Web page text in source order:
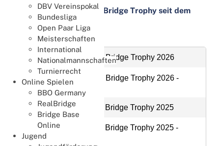
DBV Vereinspokal
Bundesliga
Open Paar Liga
Meisterschaften
International
Nationalmannschaften
Turnierrecht
Online Spielen
BBO Germany
RealBridge
Bridge Base
Online
Jugend
Ergebnisse der German Bridge Trophy seit dem
Jahr 2010
23.05.2026 12. German Bridge Trophy 2026
22.05.2026 12. German Bridge Trophy 2026 -
Warm Up
07.06.2025 11. German Bridge Trophy 2025
06.06.2025 11. German Bridge Trophy 2025 -
Warm Up